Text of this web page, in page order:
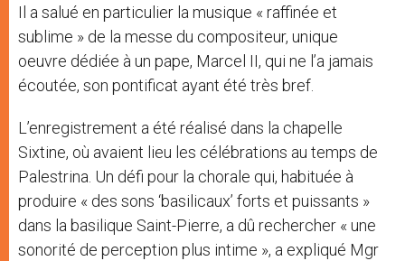
Il a salué en particulier la musique « raffinée et
sublime » de la messe du compositeur, unique
oeuvre dédiée à un pape, Marcel II, qui ne l’a jamais
écoutée, son pontificat ayant été très bref.
L’enregistrement a été réalisé dans la chapelle
Sixtine, où avaient lieu les célébrations au temps de
Palestrina. Un défi pour la chorale qui, habituée à
produire « des sons ‘basilicaux’ forts et puissants »
dans la basilique Saint-Pierre, a dû rechercher « une
sonorité de perception plus intime », a expliqué Mgr